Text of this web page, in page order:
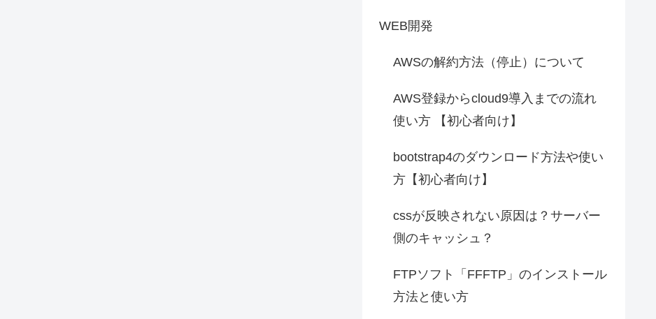
WEB開発
AWSの解約方法（停止）について
AWS登録からcloud9導入までの流れ
使い方 【初心者向け】
bootstrap4のダウンロード方法や使い
方【初心者向け】
cssが反映されない原因は？サーバー
側のキャッシュ？
FTPソフト「FFFTP」のインストール
方法と使い方